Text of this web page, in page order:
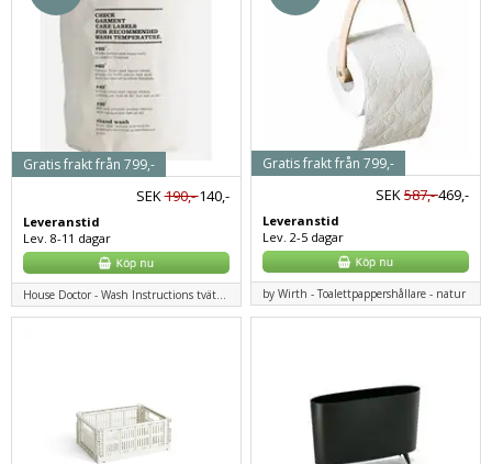
SEK190,-140,-
Leveranstid
Lev. 8-11 dagar
Gratis frakt från 799,-
House Doctor - Wash Instructions tvättkorg
SEK587,-469,-
Leveranstid
Lev. 2-5 dagar
Gratis frakt från 799,-
by Wirth - Toalettpappershållare - natur